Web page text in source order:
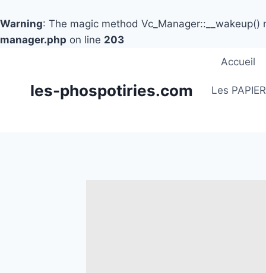
Warning: The magic method
manager.php on line 203
contenules-phospotiries.com
Accueil
Les